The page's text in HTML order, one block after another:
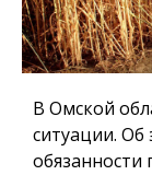
В Омской
ситуации.
обязанности